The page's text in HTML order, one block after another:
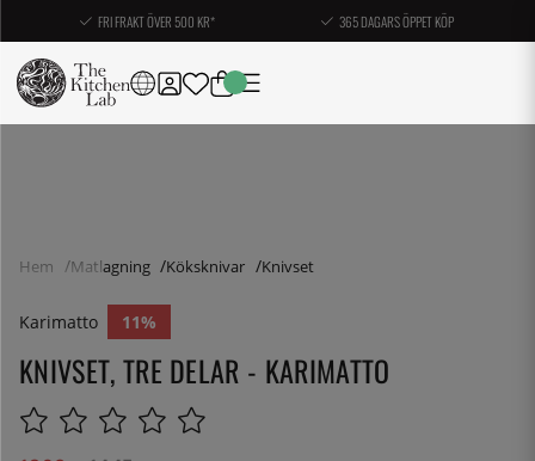
FRI FRAKT ÖVER 500 KR* 365 DAGARS ÖPPET KÖP
Hem Matlagning Köksknivar Knivset
11
Karimatto
KNIVSET, TRE DELAR - KARIMATTO